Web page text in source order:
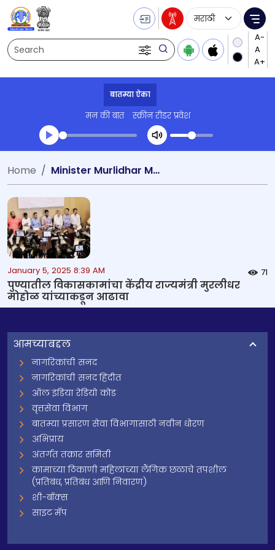
Search
Language
बातम्या ऐका
मन की बात स्क्रीन रीडर प्रवेश
Transcript summary
प्ले ऑडिओ
Home Minister Murlidhar Mohol
January 5, 2025 8:39 AM 71
पुण्यातील विकासकामांचा केंद्रीय राज्यमंत्री मुरलीधर
मोहोळ यांच्याकडून आढावा
आमच्याबद्दल
नागरिकांची सनद
नागरिकांची सनद हिंदीत
ऑल इंडिया रेडियो कोड
वृत्तसेवा विभाग
बातम्या प्रसारण सेवा विभागासाठी नवीन धोरण
अभिप्राय
अंतर्गत तक्रार समिती
कामाच्या ठिकाणी महिलांच्या लैंगिक छळाचे तपशील
(प्रतिबंध, प्रतिबंध आणि निवारण)
शी-बॉक्स
साइट मॅप